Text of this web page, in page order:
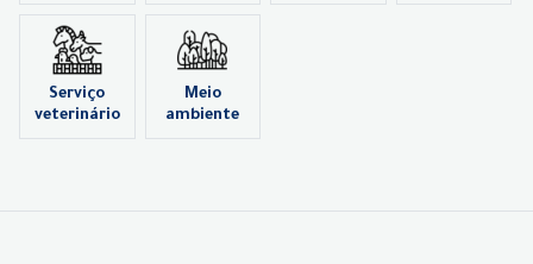
Serviço
veterinário
Meio
ambiente